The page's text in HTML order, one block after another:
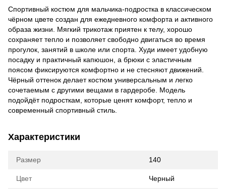
Спортивный костюм для мальчика-подростка в классическом
чёрном цвете создан для ежедневного комфорта и активного
образа жизни. Мягкий трикотаж приятен к телу, хорошо
сохраняет тепло и позволяет свободно двигаться во время
прогулок, занятий в школе или спорта. Худи имеет удобную
посадку и практичный капюшон, а брюки с эластичным
поясом фиксируются комфортно и не стесняют движений.
Чёрный оттенок делает костюм универсальным и легко
сочетаемым с другими вещами в гардеробе. Модель
подойдёт подросткам, которые ценят комфорт, тепло и
современный спортивный стиль.
Характеристики
Размер 140
Цвет Черный